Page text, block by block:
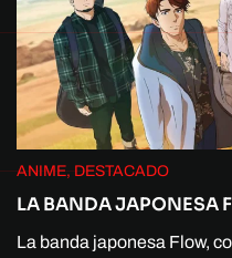
ANIME, DESTACADO
LA BANDA JAPONESA
La banda japonesa Flow,